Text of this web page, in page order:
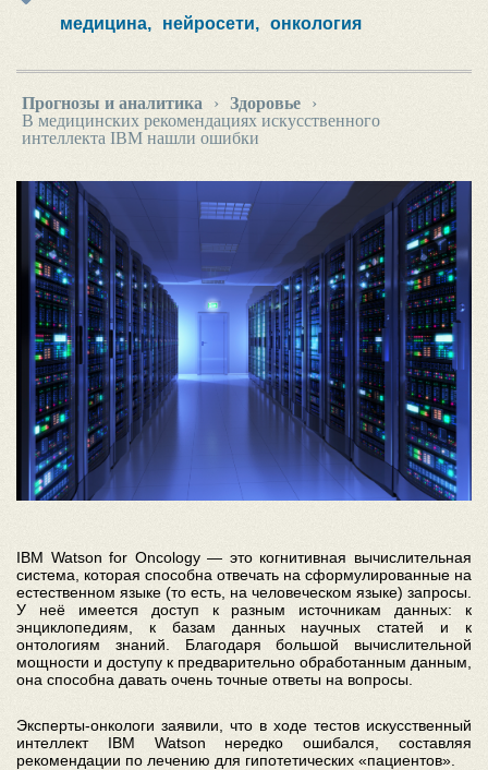
медицина, нейросети, онкология
Прогнозы и аналитика › Здоровье
›
В медицинских рекомендациях искусственного
интеллекта IBM нашли ошибки
IBM Watson for Oncology — это когнитивная вычислительная
система, которая способна отвечать на сформулированные на
естественном языке (то есть, на человеческом языке) запросы.
У неё имеется доступ к разным источникам данных: к
энциклопедиям, к базам данных научных статей и к
онтологиям знаний. Благодаря большой вычислительной
мощности и доступу к предварительно обработанным данным,
она способна давать очень точные ответы на вопросы.
Эксперты-онкологи заявили, что в ходе тестов искусственный
интеллект IBM Watson нередко ошибался, составляя
рекомендации по лечению для гипотетических «пациентов».